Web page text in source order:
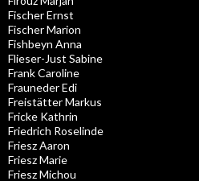
Fischer Ernst
Fischer Marion
Fishbeyn Anna
Flieser-Just Sabine
Frank Caroline
Frauneder Edi
Freistätter Markus
Fricke Kathrin
Friedrich Roselinde
Friesz Aaron
Friesz Marie
Friesz Michou